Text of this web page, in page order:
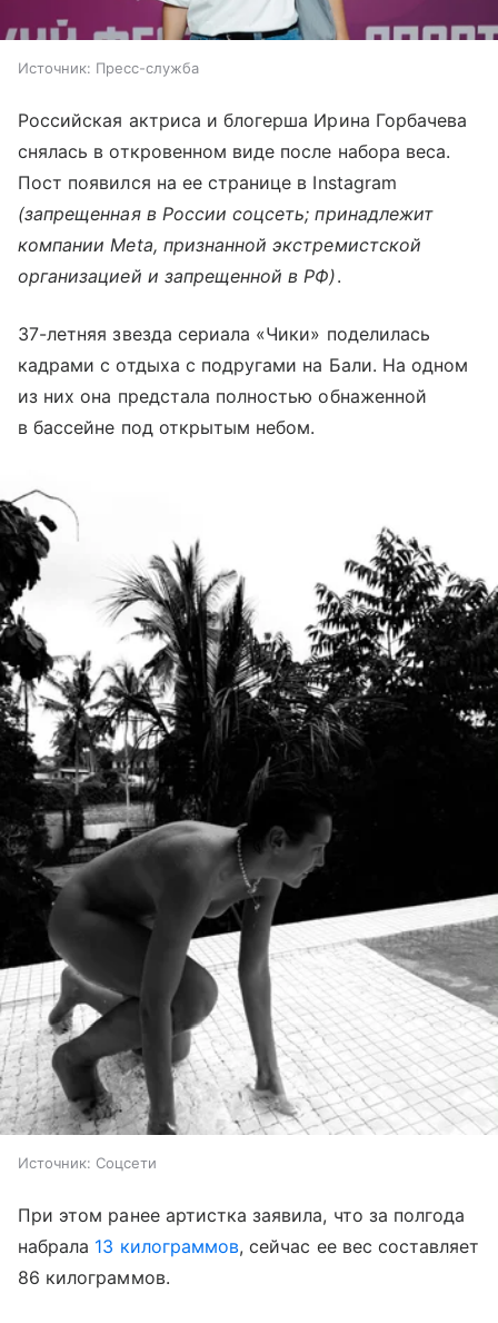
Источник: Пресс-служба
Российская актриса и блогерша Ирина Горбачева
снялась в откровенном виде после набора веса.
Пост появился на ее странице в Instagram
(запрещенная в России соцсеть; принадлежит
компании Meta, признанной экстремистской
организацией и запрещенной в РФ).
37-летняя звезда сериала «Чики» поделилась
кадрами с отдыха с подругами на Бали. На одном
из них она предстала полностью обнаженной
в бассейне под открытым небом.
Источник: Соцсети
При этом ранее артистка заявила, что за полгода
набрала 13 килограммов, сейчас ее вес составляет
86 килограммов.